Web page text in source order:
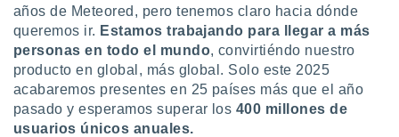
años de Meteored, pero tenemos claro hacia dónde
queremos ir. Estamos trabajando para llegar a más
personas en todo el mundo, convirtiéndo nuestro
producto en global, más global. Solo este 2025
acabaremos presentes en 25 países más que el año
pasado y esperamos superar los 400 millones de
usuarios únicos anuales.